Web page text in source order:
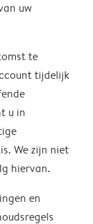
uw
te
tijdelijk
u in
We zijn niet
hiervan.
en